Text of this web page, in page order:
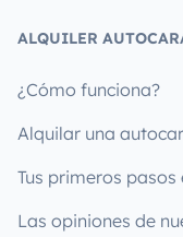
ALQUILER
¿Cómo funciona?
Alquilar una
Tus primeros
Las opiniones de